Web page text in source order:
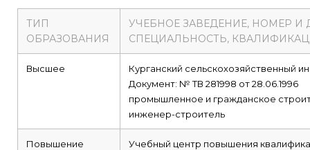
ТИП
ОБРАЗОВАНИЯ
УЧЕБНОЕ ЗАВЕДЕНИЕ, НОМЕР
СПЕЦИАЛЬНОСТЬ,
Высшее
Курганский сельскохозяйственный
Документ: № ТВ 281998 от 28.06.1996
промышленное и гражданское
инженер-строитель
Повышение
Учебный центр повышения